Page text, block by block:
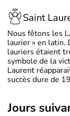
Saint
Nous fêtons les
laurier » en latin.
lauriers étaient
symbole de la
Laurent
succès dure de
jours